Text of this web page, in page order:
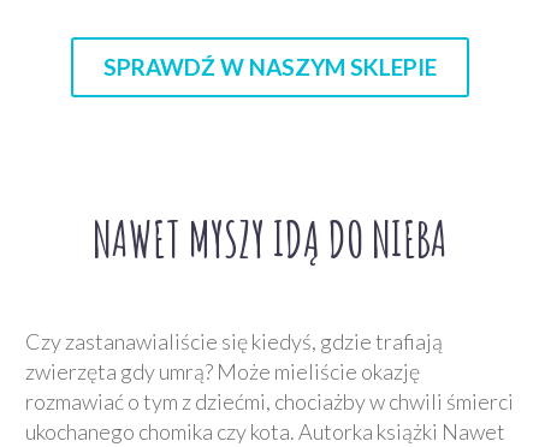
SPRAWDŹ W NASZYM SKLEPIE
NAWET MYSZY IDĄ DO NIEBA
Czy zastanawialiście się kiedyś, gdzie trafiają
zwierzęta gdy umrą? Może mieliście okazję
rozmawiać o tym z dziećmi, chociażby w chwili śmierci
ukochanego chomika czy kota. Autorka książki Nawet